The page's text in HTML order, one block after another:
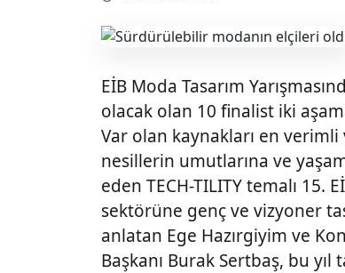
EİB Moda Tasarım
olacak olan 10 finalist iki
Var olan kaynakları en
nesillerin umutlarına ve
eden TECH-TILITY temalı 15.
sektörüne genç ve vizyoner
anlatan Ege Hazırgiyim ve
Başkanı Burak Sertbaş, bu